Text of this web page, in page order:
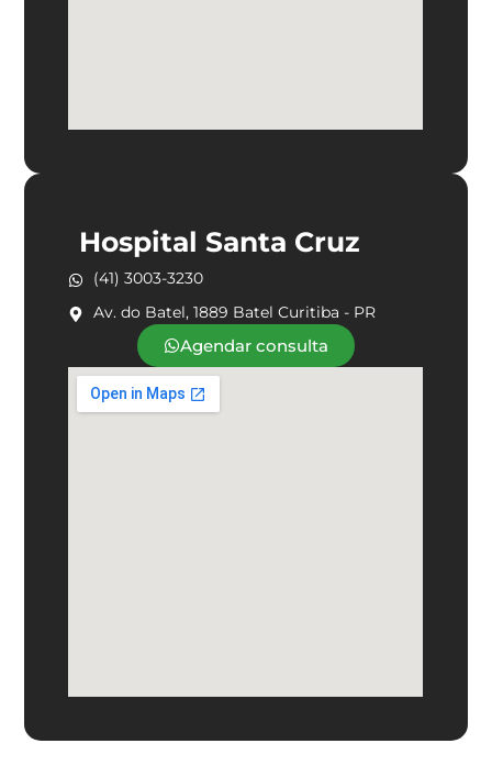
Hospital Santa Cruz
(41) 3003-3230
Av. do Batel, 1889 Batel Curitiba - PR
Agendar consulta